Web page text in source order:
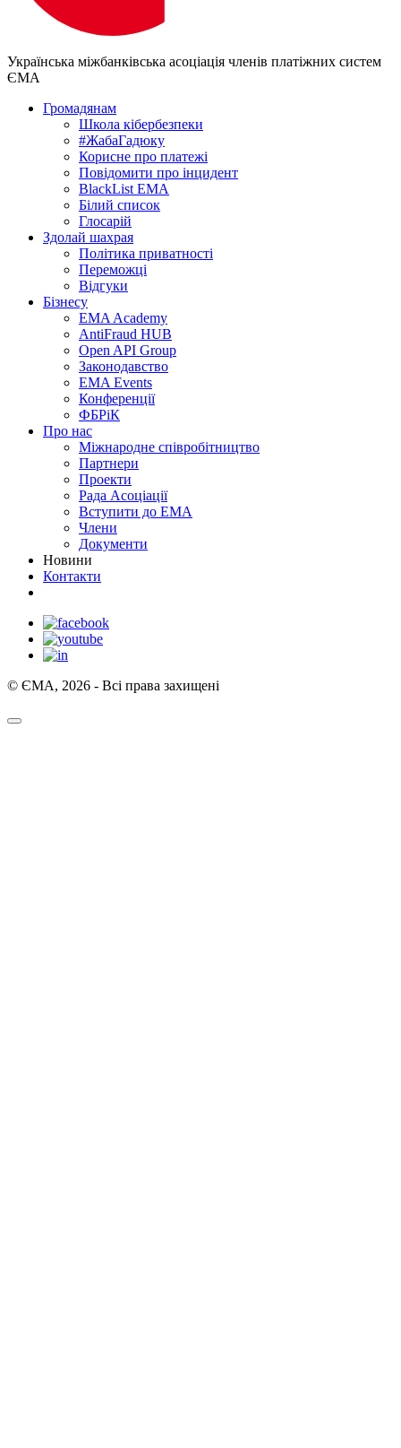
Українська міжбанківська асоціація членів платіжних систем
ЄМА
Громадянам
Школа кібербезпеки
#ЖабаГадюку
Корисне про платежі
Повідомити про інцидент
BlackList EMA
Білий список
Глосарій
Здолай шахрая
Політика приватності
Переможцi
Відгуки
Бізнесу
EMA Academy
AntiFraud HUB
Open API Group
Законодавство
EMA Events
Конференції
ФБРіК
Про нас
Міжнародне співробітництво
Партнери
Проекти
Рада Асоціації
Вступити до ЕМА
Члени
Документи
Новини
Контакти
© ЄМА, 2026 - Всі права захищені